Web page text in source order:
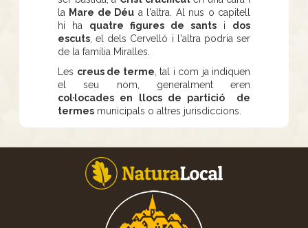
la Mare de Déu a l'altra. Al nus o capitell
hi ha quatre figures de sants i dos
escuts , el dels Cervelló i l'altra podria ser
de la família Miralles.
Les creus de terme , tal i com ja indiquen
el seu nom, generalment eren
col·locades en llocs de partició de
termes municipals o altres jurisdiccions.